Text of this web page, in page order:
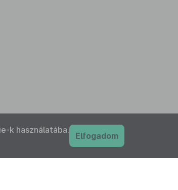
k használatába.
Elfogadom